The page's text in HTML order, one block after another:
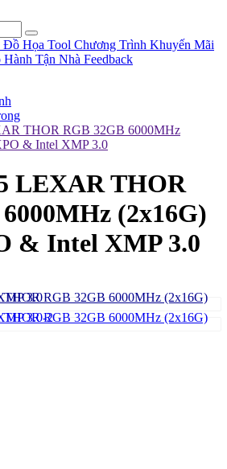
Đồ Họa Tool Chương Trình Khuyến Mãi
Hành Tận Nhà Feedback
THOR RGB 32GB 6000MHz
& Intel XMP 3.0
LEXAR THOR
(2x16G)
& Intel XMP 3.0